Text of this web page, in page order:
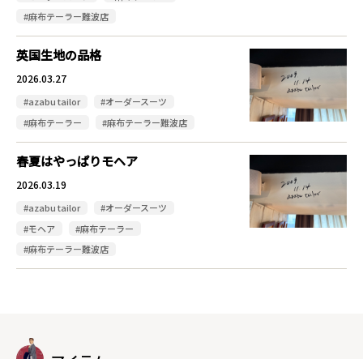
#麻布テーラー難波店
英国生地の品格
2026.03.27
#azabu tailor
#オーダースーツ
#麻布テーラー
#麻布テーラー難波店
春夏はやっぱりモヘア
2026.03.19
#azabu tailor
#オーダースーツ
#モヘア
#麻布テーラー
#麻布テーラー難波店